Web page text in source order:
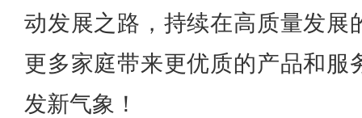
动发展之路，持续在高质量发展
更多家庭带来更优质的产品和服
发新气象！